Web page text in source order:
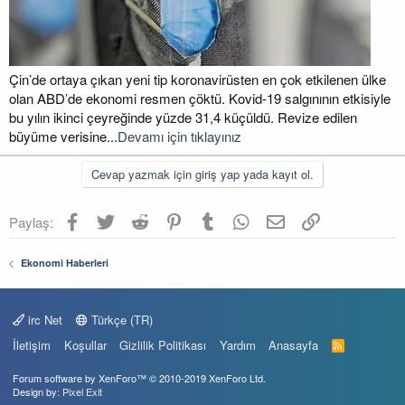
Çin’de ortaya çıkan yeni tip koronavirüsten en çok etkilenen ülke
olan ABD’de ekonomi resmen çöktü. Kovid-19 salgınının etkisiyle
bu yılın ikinci çeyreğinde yüzde 31,4 küçüldü. Revize edilen
büyüme verisine...Devamı için tıklayınız
Cevap yazmak için giriş yap yada kayıt ol.
Paylaş: Facebook
TwitterReddit PinterestTumblr WhatsApp
E-postaLink
Ekonomi Haberleri
irc Net
Türkçe (TR)
İletişim
Koşullar Gizlilik Politikası Yardım Anasayfa
R
S
Forum software by XenForo™© 2010-2019 XenForo Ltd.
Design by: Pixel Exit